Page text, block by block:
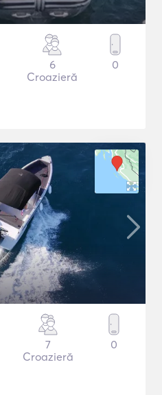
6
Croazieră
0
7
Croazieră
0